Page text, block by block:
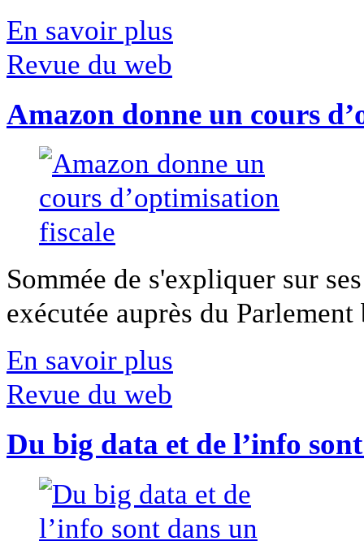
En savoir plus
Revue du web
Amazon donne un cours
Sommée de s'expliquer sur
exécutée auprès du
En savoir plus
Revue du web
Du big data et de l’info